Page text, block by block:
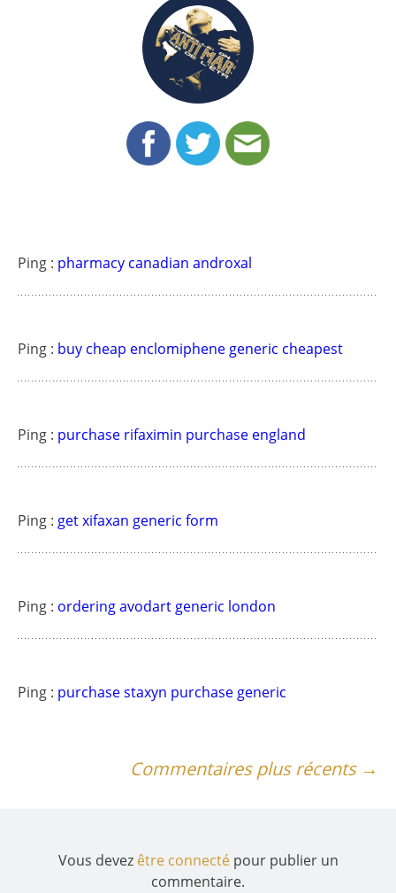
Ping : pharmacy canadian androxal
Ping : buy cheap enclomiphene generic cheapest
Ping : purchase rifaximin purchase england
Ping : get xifaxan generic form
Ping : ordering avodart generic london
Ping : purchase staxyn purchase generic
NavigationCommentaires plus récents →
Vous devez être connectépour publier un
commentaire.